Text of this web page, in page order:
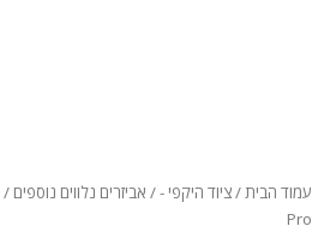
עמוד הבית/ציוד היקפי -/ אביזרים נלווים נוספים
Pro